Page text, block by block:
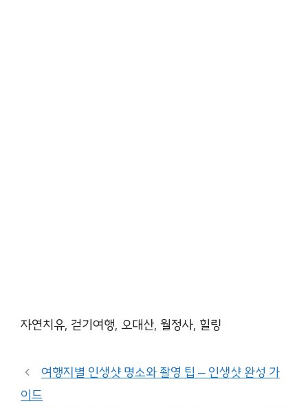
자연치유, 걷기여행, 오대산, 월정사, 힐링
여행지별 인생샷 명소와 촬영 팁 – 인생샷 완성 가
이드